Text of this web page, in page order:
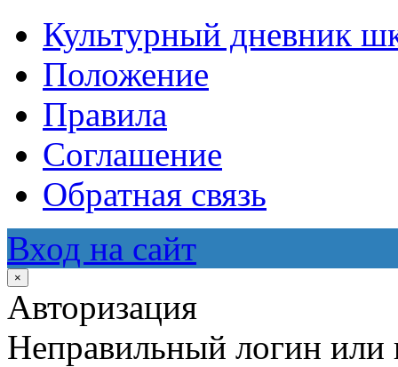
Культурный дневник
Положение
Правила
Соглашение
Обратная связь
Вход на сайт
×
Авторизация
Неправильный логин или